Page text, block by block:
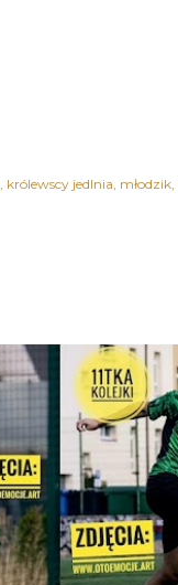
królewscy jedlnia młodzik